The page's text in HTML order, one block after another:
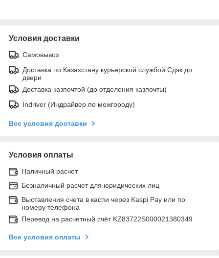
Условия доставки
Самовывоз
Доставка по Казахстану курьерской службой Сдэк до
двери
Доставка казпочтой (до отделения казпочты)
Indriver (Индрайвер по межгороду)
Все условия доставки
Условия оплаты
Наличный расчет
Безналичный расчет для юридических лиц
Выставления счета в каспи через Kaspi Pay или по
номеру телефона
Перевод на расчетный счёт KZ83722S000021380349
Все условия оплаты